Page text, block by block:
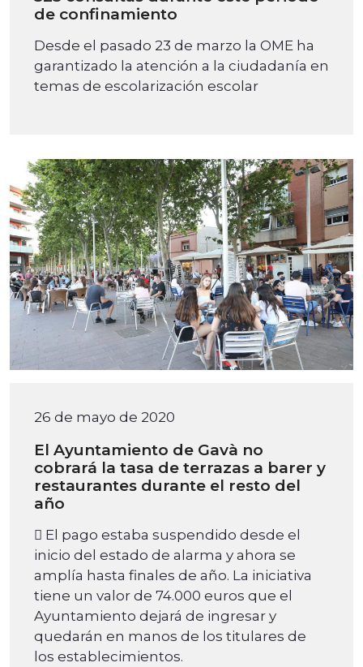
de confinamiento
Desde el pasado 23 de marzo la OME ha
garantizado la atención a la ciudadanía en
temas de escolarización escolar
26 de mayo de 2020
El Ayuntamiento de Gavà no
cobrará la tasa de terrazas a barer y
restaurantes durante el resto del
año
 El pago estaba suspendido desde el
inicio del estado de alarma y ahora se
amplía hasta finales de año. La iniciativa
tiene un valor de 74.000 euros que el
Ayuntamiento dejará de ingresar y
quedarán en manos de los titulares de
los establecimientos.